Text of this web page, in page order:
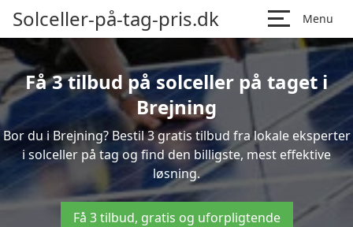
Solceller-på-tag-pris.dk Menu
Få 3 tilbud på solceller på taget i
Brejning
Bor du i Brejning? Bestil 3 gratis tilbud fra lokale eksperter
i solceller på tag og find den billigste, mest effektive
løsning.
Få 3 tilbud, gratis og uforpligtende